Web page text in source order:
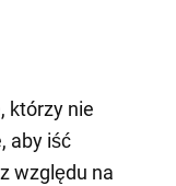
którzy nie
aby iść
względu na